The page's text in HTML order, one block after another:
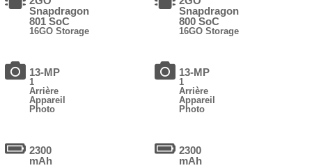
Snapdragon
801 SoC
16GO Storage
13-MP
1
Arrière
Appareil
Photo
2300
mAh
Snapdragon
800 SoC
16GO Storage
13-MP
1
Arrière
Appareil
Photo
2300
mAh